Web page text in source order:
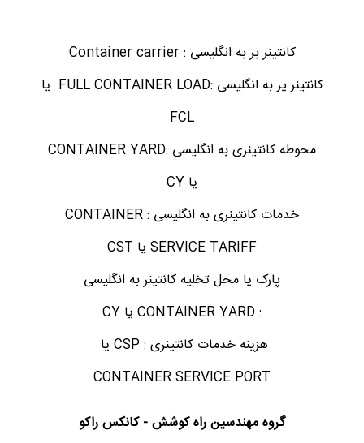
کانتینر بر به انگلیسی : Container carrier
کانتینر پر به انگلیسی :FULL CONTAINER LOAD یا
FCL
محوطه کانتینری به انگلیسی :CONTAINER YARD
یا CY
خدمات کانتینری به انگلیسی : CONTAINER
SERVICE TARIFF یا CST
پارک یا محل تخلیه کانتینر به انگلیسی
: CONTAINER YARD یا CY
هزینه خدمات کانتینری : CSP یا
CONTAINER SERVICE PORT
گروه مهندسین راه کوشش - کانکس راکو